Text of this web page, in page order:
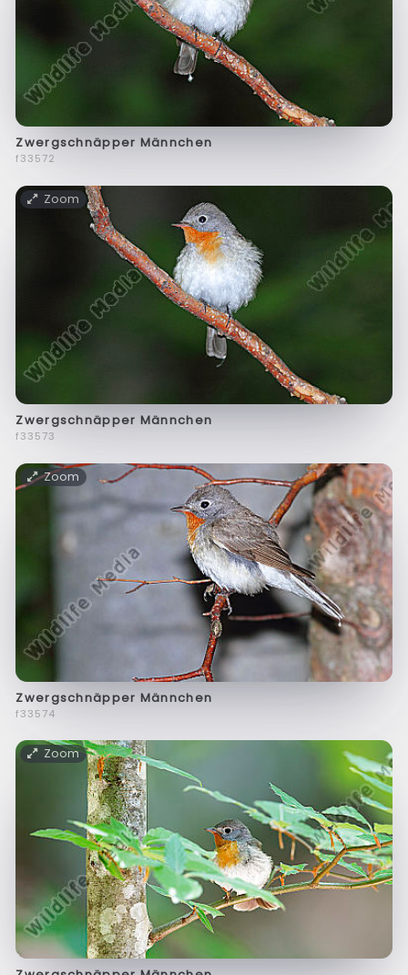
Zwergschnäpper Männchen
f33572
Zoom
Zwergschnäpper Männchen
f33573
Zoom
Zwergschnäpper Männchen
f33574
Zoom